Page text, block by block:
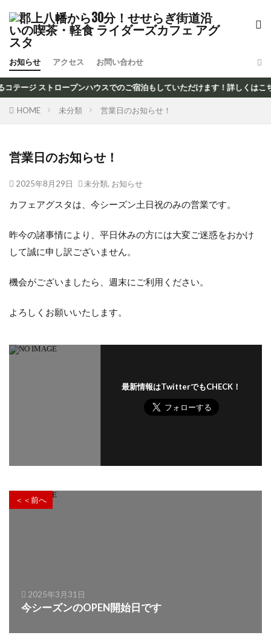
お知らせ アクセス お問い合わせ
テージ ストロープンハウスでのご宿泊もしていただけます！詳しくはこち
HOME 未分類 営業日のお知らせ！
営業日のお知らせ！
2025年8月29日 未分類, お知らせ
カフェアグスタは、今シーズン土日祝のみの営業です。
昨今の諸事情により、平日休みの方には大変ご迷惑をおかけ
して誠に申し訳ございません。
機会がございましたら、週末にご利用ください。
よろしくお願いいたします。
最新情報はTwitterでもCHECK！
＜＜前へ
2025年3月31日
今シーズンのOPEN開始日です